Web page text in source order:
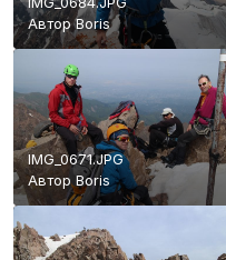
АвторBoris
IMG_0671.JPG
АвторBoris